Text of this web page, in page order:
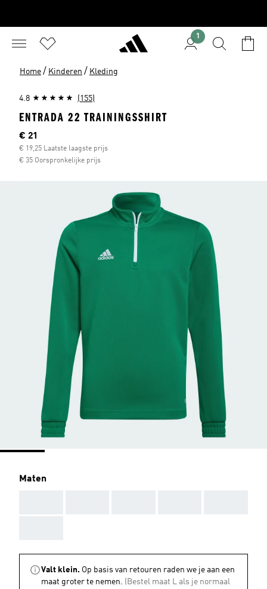
1
Home / Kinderen / Kleding
4.8 (155)
ENTRADA 22 TRAININGSSHIRT
Current price
€ 21
€ 19,25 Laatste laagste prijs
€ 35 Oorspronkelijke prijs
Maten
Valt klein. Op basis van retouren raden we je aan een
maat groter te nemen. (Bestel maat L als je normaal